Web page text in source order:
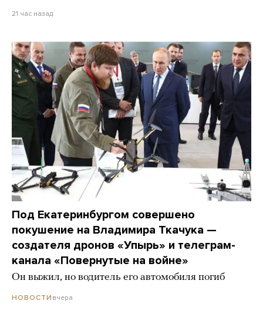
21 час назад
Под Екатеринбургом совершено
покушение на Владимира Ткачука —
создателя дронов «Упырь» и телеграм-
канала «Повернутые на войне»
Он выжил, но водитель его автомобиля погиб
НОВОСТИ вчера